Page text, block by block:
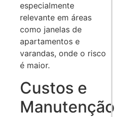
especialmente
relevante em áreas
como janelas de
apartamentos e
varandas, onde o risco
é maior.
Custos e
Manutenção